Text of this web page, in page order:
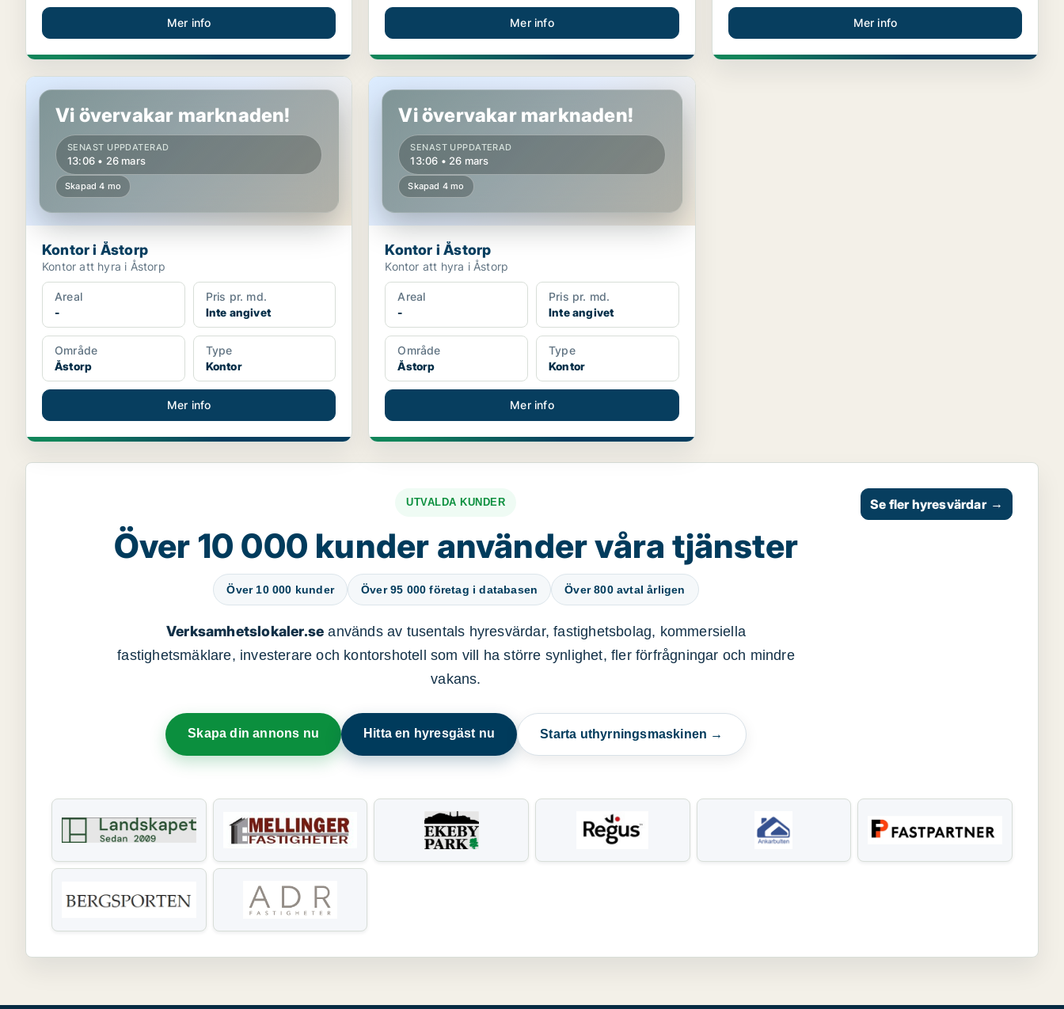
Mer info Mer info Mer info
Kontor i Åstorp
Vi övervakar marknaden!
SENAST UPPDATERAD
13:06 • 26 mars
Skapad 4 mo
Kontor i Åstorp
Kontor att hyra i Åstorp
Areal
-
Pris pr. md.
Inte angivet
Område
Åstorp
Type
Kontor
Mer info
Kontor i Åstorp
Vi övervakar marknaden!
SENAST UPPDATERAD
13:06 • 26 mars
Skapad 4 mo
Kontor i Åstorp
Kontor att hyra i Åstorp
Areal
-
Pris pr. md.
Inte angivet
Område
Åstorp
Type
Kontor
Mer info
UTVALDA KUNDER
Över 10 000 kunder använder våra tjänster
Över 10 000 kunder Över 95 000 företag i databasen Över 800 avtal årligen
Verksamhetslokaler.se används av tusentals hyresvärdar, fastighetsbolag, kommersiella
fastighetsmäklare, investerare och kontorshotell som vill ha större synlighet, fler förfrågningar och mindre
vakans.
Skapa din annons nu Hitta en hyresgäst nu Starta uthyrningsmaskinen →
Se fler hyresvärdar →